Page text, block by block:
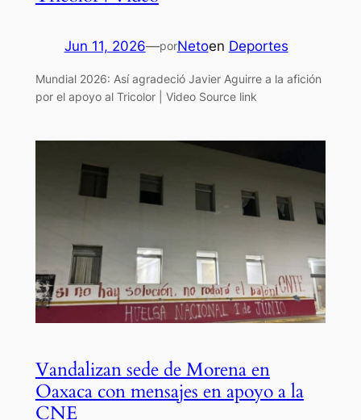
Jun 11, 2026—porNetoen Deportes
Mundial 2026: Así agradeció Javier Aguirre a la afición
por el apoyo al Tricolor | Video Source link
Vandalizan sede de Morena en
Oaxaca con mensajes en apoyo a la
CNE